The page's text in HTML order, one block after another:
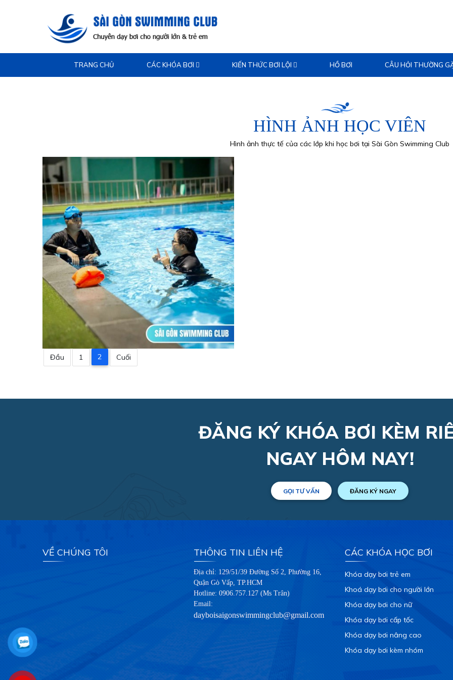
TRANG CHỦ CÁC KHÓA BƠI KIẾN THỨC BƠI LỘI HỒ BƠI CÂU HỎI THƯỜNG
HÌNH ẢNH HỌC VIÊN
Hình ảnh thực tế của các lớp khi học bơi tại Sài Gòn Swimming Club
Đầu 1 2 Cuối
ĐĂNG KÝ KHÓA BƠI KÈM
NGAY HÔM NAY!
GỌI TƯ VẤN ĐĂNG KÝ NGAY
VỀ CHÚNG TÔI THÔNG TIN LIÊN HỆ
Địa chỉ: 129/51/39 Đường Số 2, Phường 16,
Quận Gò Vấp, TP.HCM
Hotline: 0906.757.127 (Ms Trân)
Email:
dayboisaigonswimmingclub@gmail.com
CÁC KHÓA HỌC BƠI
Khóa dạy bơi trẻ em
Khoá dạy bơi cho người lớn
Khóa dạy bơi cho nữ
Khóa dạy bơi cấp tốc
Khóa dạy bơi nâng cao
Khóa dạy bơi kèm nhóm